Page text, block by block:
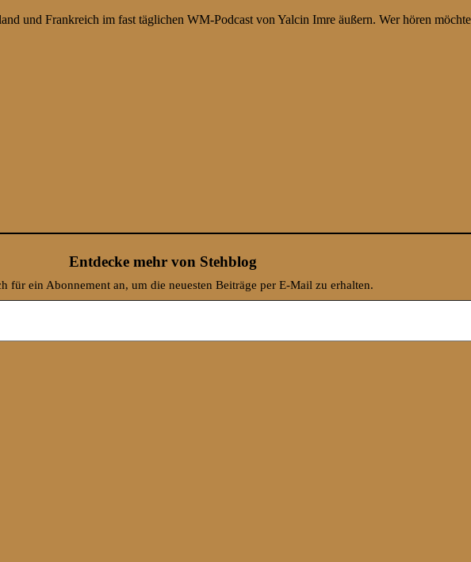
und Frankreich im fast täglichen WM-Podcast von Yalcin Imre äußern. Wer hören
Entdecke mehr von Stehblog
für ein Abonnement an, um die neuesten Beiträge per E-Mail zu erhalten.